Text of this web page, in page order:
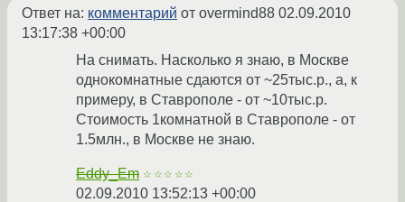
Ответ на: комментарий от overmind88 02.09.2010
13:17:38 +00:00
На снимать. Насколько я знаю, в Москве
однокомнатные сдаются от ~25тыс.р., а, к
примеру, в Ставрополе - от ~10тыс.р.
Стоимость 1комнатной в Ставрополе - от
1.5млн., в Москве не знаю.
Eddy_Em ☆☆☆☆☆
02.09.2010 13:52:13 +00:00